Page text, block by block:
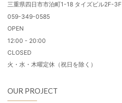
三重県四日市市泊町1-18 タイズビル2F-3F
059-349-0585
OPEN
12:00 - 20:00
CLOSED
火・水・木曜定休（祝日を除く）
OUR PROJECT